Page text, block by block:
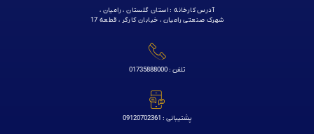
آدرس کارخانه : استان گلستان ، رامیان ،
شهرک صنعتی رامیان ، خیابان کارگر ، قطعه 17
تلفن : 01735888000
پشتیبانی : 09120702361